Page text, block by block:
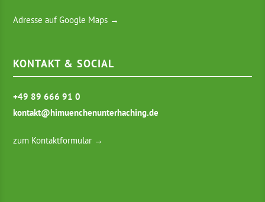
Adresse auf Google Maps →
KONTAKT & SOCIAL
+49 89 666 91 0
kontakt@himuenchenunterhaching.de
zum Kontaktformular →